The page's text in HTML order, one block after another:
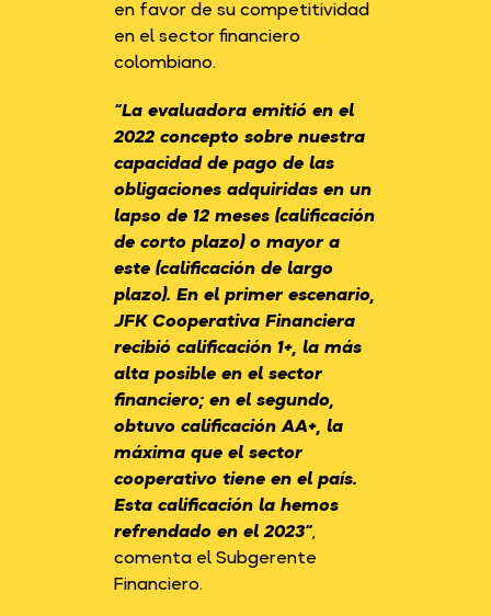
en favor de su competitividad
en el sector financiero
colombiano.
“La evaluadora emitió en el
2022 concepto sobre nuestra
capacidad de pago de las
obligaciones adquiridas en un
lapso de 12 meses (calificación
de corto plazo) o mayor a
este (calificación de largo
plazo). En el primer escenario,
JFK Cooperativa Financiera
recibió calificación 1+, la más
alta posible en el sector
financiero; en el segundo,
obtuvo calificación AA+, la
máxima que el sector
cooperativo tiene en el país.
Esta calificación la hemos
refrendado en el 2023”,
comenta el Subgerente
Financiero.